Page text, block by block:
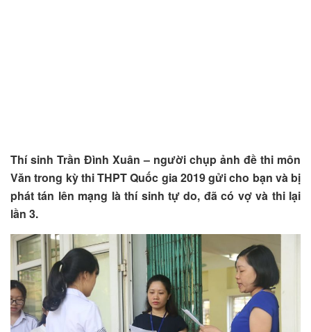
Thí sinh Trần Đình Xuân – người chụp ảnh đề thi môn
Văn trong kỳ thi THPT Quốc gia 2019 gửi cho bạn và bị
phát tán lên mạng là thí sinh tự do, đã có vợ và thi lại
lần 3.